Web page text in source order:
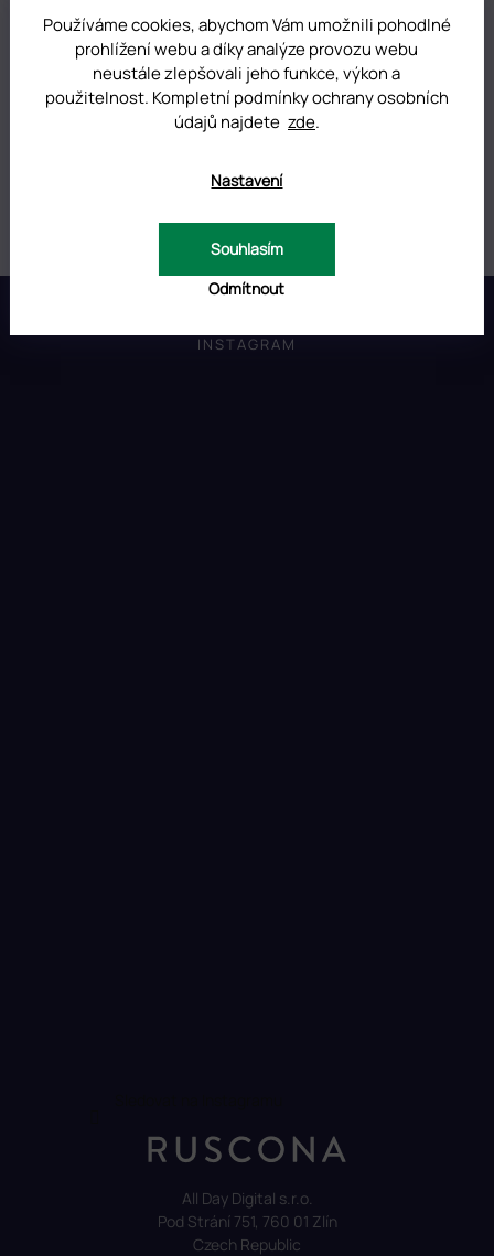
Používáme cookies, abychom Vám umožnili pohodlné
prohlížení webu a díky analýze provozu webu
neustále zlepšovali jeho funkce, výkon a
použitelnost. Kompletní podmínky ochrany osobních
údajů najdete zde.
Nastavení
Odmítnout
Souhlasím
DOPLŇKOVÉ PARAMETRY
Kategorie: Vodolepky na nehty
p
INSTAGRAM
All Day Digital s.r.o.
Pod Strání 751, 760 01 Zlín
Czech Republic